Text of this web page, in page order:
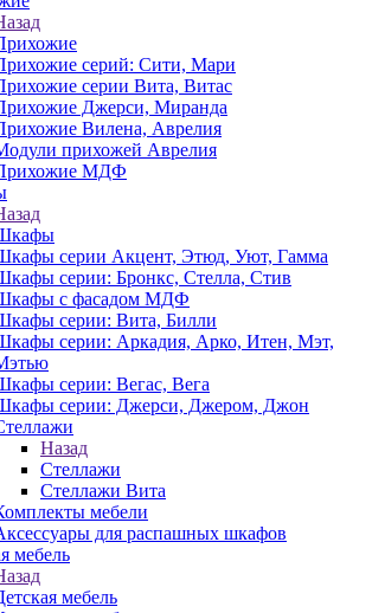
серий: Сити, Мари
серии Вита, Витас
Джерси, Миранда
Вилена, Аврелия
прихожей Аврелия
МДФ
серии Акцент, Этюд, Уют, Гамма
серии: Бронкс, Стелла, Стив
с фасадом МДФ
серии: Вита, Билли
серии: Аркадия, Арко, Итен, Мэт,
серии: Вегас, Вега
серии: Джерси, Джером, Джон
Назад
Стеллажи
Стеллажи Вита
мебели
для распашных шкафов
мебель
мебель